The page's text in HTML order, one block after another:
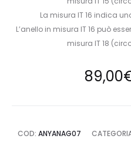
La misura IT 16 indica
L’anello in misura IT 16 può
misura IT 18
89,00
COD: ANYANAG07